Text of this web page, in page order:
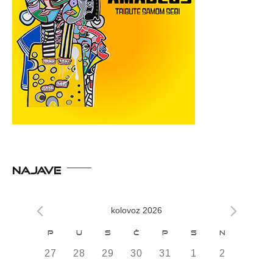
NAJAVE
kolovoz 2026
Kalendar
od
P U S Č P S N
0
27
0
28
0
29
0
30
0
31
0
1
0
2